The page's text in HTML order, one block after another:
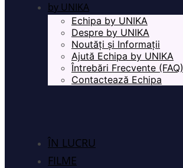
by UNIKA
Echipa by UNIKA
Despre by UNIKA
Noutăți și Informații
Ajută Echipa by UNIKA
Întrebări Frecvente (FAQ)
Contactează Echipa
ÎN LUCRU
FILME